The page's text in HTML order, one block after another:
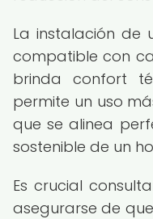
La instalación de
compatible con
brinda confort
permite un uso
que se alinea
sostenible de un
Es crucial
asegurarse de